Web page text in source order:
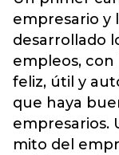
empresario y
desarrollado
empleos,
feliz, útil y
que haya
empresarios.
mito del